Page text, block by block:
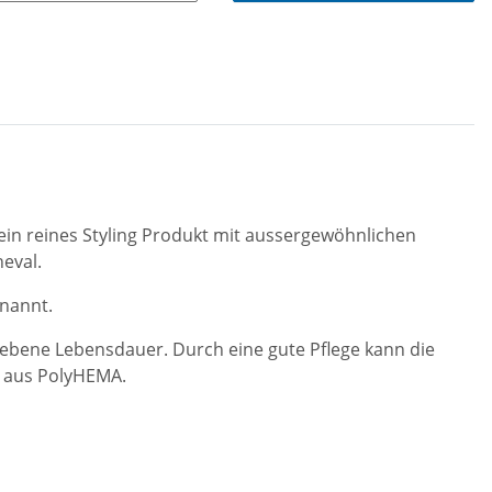
reines Styling Produkt mit aussergewöhnlichen
Lebensdauer. Durch eine gute Pflege kann die
PolyHEMA.